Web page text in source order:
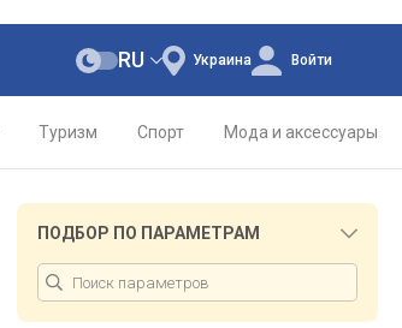
Украина
RU Войти
Туризм Спорт Мода и аксессуары
ПОДБОР ПО ПАРАМЕТРАМ